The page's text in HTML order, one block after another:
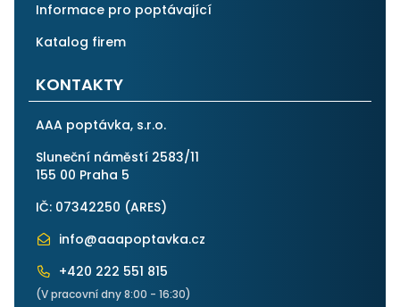
Informace pro poptávající
Katalog firem
KONTAKTY
AAA poptávka, s.r.o.
Sluneční náměstí 2583/11
155 00 Praha 5
IČ: 07342250 (ARES)
info@aaapoptavka.cz
+420 222 551 815
(V pracovní dny 8:00 - 16:30)